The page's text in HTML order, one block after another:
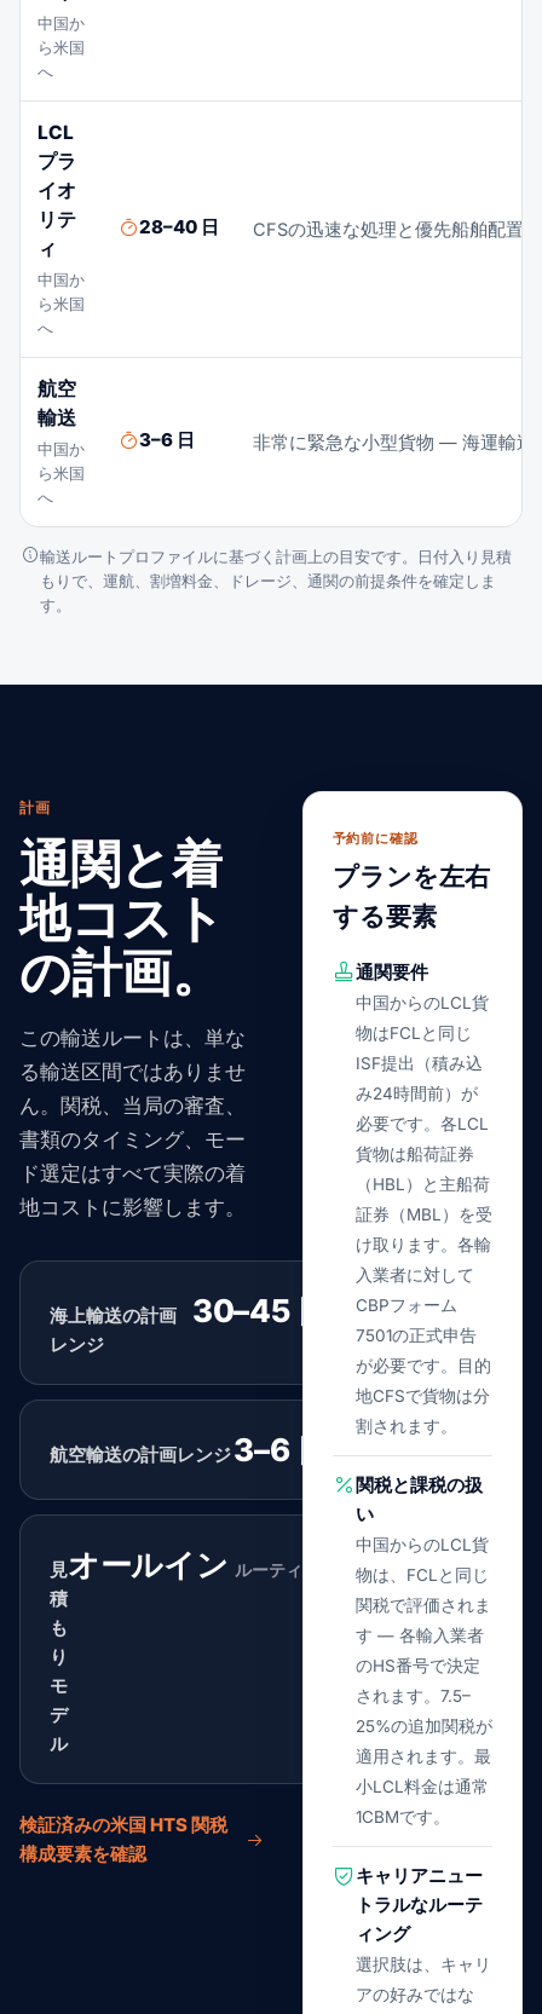
中国か
ら米国
へ
LCL
プラ
イオ
リテ
ィ
中国か
ら米国
へ
28–40 日 CFSの迅速な処理と優先船舶配置
航空
輸送
中国か
ら米国
へ
3–6 日 非常に緊急な小型貨物 — 海運輸送
輸送ルートプロファイルに基づく計画上の目安です。日付入り見積
もりで、運航、割増料金、ドレージ、通関の前提条件を確定しま
す。
計画
通関と着
地コスト
の計画。
この輸送ルートは、単な
る輸送区間ではありませ
ん。関税、当局の審査、
書類のタイミング、モー
ド選定はすべて実際の着
地コストに影響します。
海上輸送の計画
レンジ
30–45 日 標準
航空輸送の計画レンジ3–6 日標準
見
積
も
り
モ
デ
ル
オールイン ルーティング審査
検証済みの米国 HTS 関税
構成要素を確認
予約前に確認
プランを左右
する要素
通関要件
中国からのLCL貨
物はFCLと同じ
ISF提出（積み込
み24時間前）が
必要です。各LCL
貨物は船荷証券
（HBL）と主船荷
証券（MBL）を受
け取ります。各輸
入業者に対して
CBPフォーム
7501の正式申告
が必要です。目的
地CFSで貨物は分
割されます。
関税と課税の扱
い
中国からのLCL貨
物は、FCLと同じ
関税で評価されま
す — 各輸入業者
のHS番号で決定
されます。7.5–
25%の追加関税が
適用されます。最
小LCL料金は通常
1CBMです。
キャリアニュー
トラルなルーテ
ィング
選択肢は、キャリ
アの好みではな